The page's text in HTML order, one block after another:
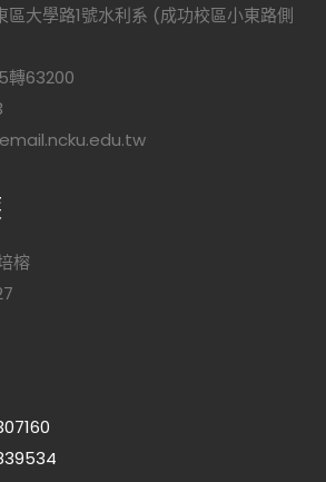
區大學路1號水利系 (成功校區小東路側
轉63200
榕